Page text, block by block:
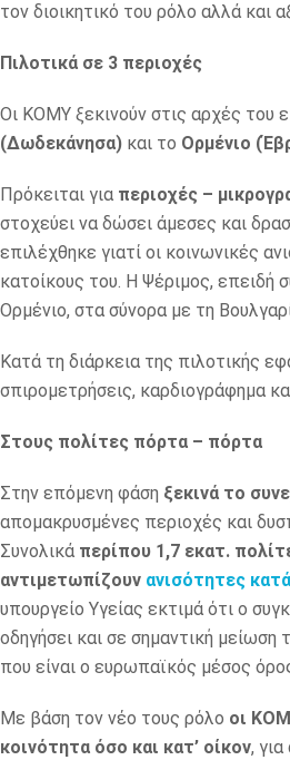
τον διοικητικό του ρόλο αλλά και
Πιλοτικά σε 3 περιοχές
Οι ΚΟΜΥ ξεκινούν στις αρχές του
(Δωδεκάνησα) και το Ορμένιο
Πρόκειται για περιοχές –
στοχεύει να δώσει άμεσες και
επιλέχθηκε γιατί οι κοινωνικές
κατοίκους του. Η Ψέριμος, επειδή
Ορμένιο, στα σύνορα με τη
Κατά τη διάρκεια της πιλοτικής
σπιρομετρήσεις, καρδιογράφημα
Στους πολίτες πόρτα – πόρτα
Στην επόμενη φάση ξεκινά το
απομακρυσμένες περιοχές και
Συνολικά περίπου 1,7 εκατ.
αντιμετωπίζουν ανισότητες
υπουργείο Υγείας εκτιμά ότι ο
οδηγήσει και σε σημαντική
που είναι ο ευρωπαϊκός μέσος
Με βάση τον νέο τους ρόλο οι
κοινότητα όσο και κατ’ οίκον,